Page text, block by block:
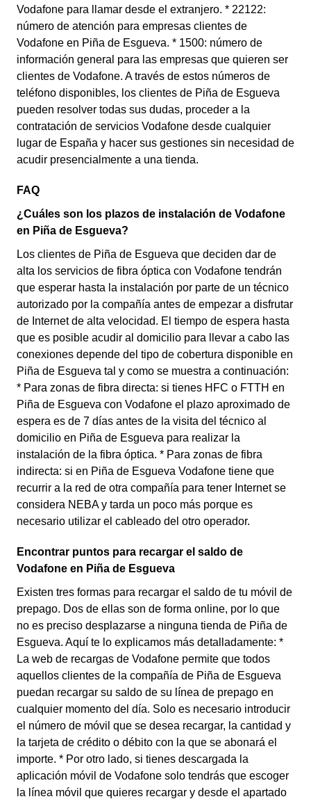
Vodafone para llamar desde el extranjero. * 22122:
número de atención para empresas clientes de
Vodafone en Piña de Esgueva. * 1500: número de
información general para las empresas que quieren ser
clientes de Vodafone. A través de estos números de
teléfono disponibles, los clientes de Piña de Esgueva
pueden resolver todas sus dudas, proceder a la
contratación de servicios Vodafone desde cualquier
lugar de España y hacer sus gestiones sin necesidad de
acudir presencialmente a una tienda.
FAQ
¿Cuáles son los plazos de instalación de Vodafone
en Piña de Esgueva?
Los clientes de Piña de Esgueva que deciden dar de
alta los servicios de fibra óptica con Vodafone tendrán
que esperar hasta la instalación por parte de un técnico
autorizado por la compañía antes de empezar a disfrutar
de Internet de alta velocidad. El tiempo de espera hasta
que es posible acudir al domicilio para llevar a cabo las
conexiones depende del tipo de cobertura disponible en
Piña de Esgueva tal y como se muestra a continuación:
* Para zonas de fibra directa: si tienes HFC o FTTH en
Piña de Esgueva con Vodafone el plazo aproximado de
espera es de 7 días antes de la visita del técnico al
domicilio en Piña de Esgueva para realizar la
instalación de la fibra óptica. * Para zonas de fibra
indirecta: si en Piña de Esgueva Vodafone tiene que
recurrir a la red de otra compañía para tener Internet se
considera NEBA y tarda un poco más porque es
necesario utilizar el cableado del otro operador.
Encontrar puntos para recargar el saldo de
Vodafone en Piña de Esgueva
Existen tres formas para recargar el saldo de tu móvil de
prepago. Dos de ellas son de forma online, por lo que
no es preciso desplazarse a ninguna tienda de Piña de
Esgueva. Aquí te lo explicamos más detalladamente: *
La web de recargas de Vodafone permite que todos
aquellos clientes de la compañía de Piña de Esgueva
puedan recargar su saldo de su línea de prepago en
cualquier momento del día. Solo es necesario introducir
el número de móvil que se desea recargar, la cantidad y
la tarjeta de crédito o débito con la que se abonará el
importe. * Por otro lado, si tienes descargada la
aplicación móvil de Vodafone solo tendrás que escoger
la línea móvil que quieres recargar y desde el apartado